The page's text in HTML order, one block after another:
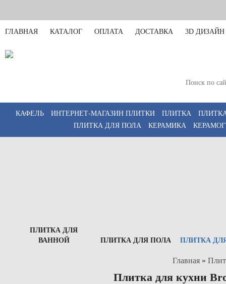
ГЛАВНАЯ КАТАЛОГ ОПЛАТА ДОСТАВКА 3D ДИЗАЙН
КАФЕЛЬ ИНТЕРНЕТ-МАГАЗИН ПЛИТКИ ПЛИТКА
ПЛИТКА ДЛЯ ПОЛА
КЕРАМИКА
ПЛИТКА ДЛЯ
ВАННОЙ
ПЛИТКА ДЛЯ ПОЛА ПЛИТКА
Главная »
Плитка для кухни